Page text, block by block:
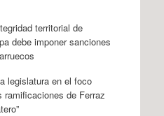
territorial de
debe imponer sanciones
legislatura en el foco
ramificaciones de Ferraz